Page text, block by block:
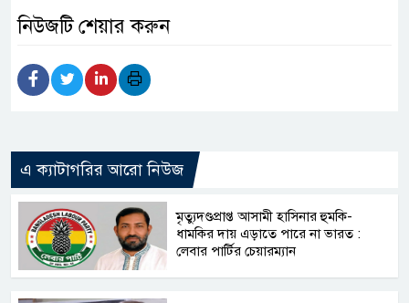
নিউজটি শেয়ার করুন
এ ক্যাটাগরির আরো নিউজ
মৃত্যুদণ্ডপ্রাপ্ত আসামী হাসিনার হুমকি-
ধামকির দায় এড়াতে পারে না ভারত :
লেবার পার্টির চেয়ারম্যান